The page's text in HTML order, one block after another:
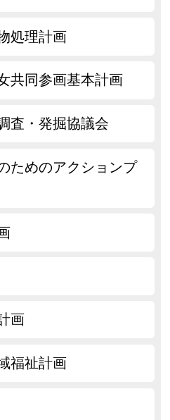
処理計画
共同参画基本計画
査・発掘協議会
ためのアクションプ
画
福祉計画